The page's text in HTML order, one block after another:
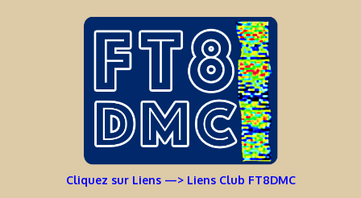
Cliquez sur Liens —> Liens Club FT8DMC